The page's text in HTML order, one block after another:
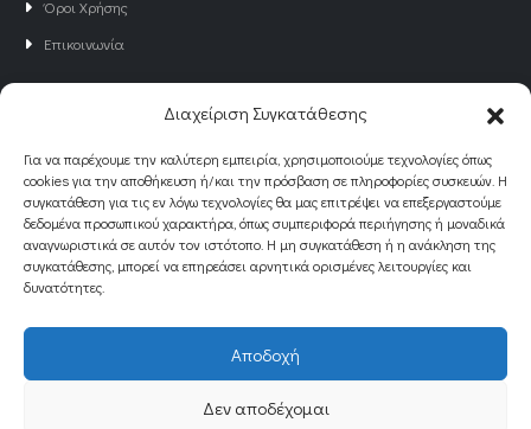
Διαχείριση Συγκατάθεσης
Για να παρέχουμε την καλύτερη εμπειρία, χρησιμοποιούμε τεχνολογίες όπως
cookies για την αποθήκευση ή/και την πρόσβαση σε πληροφορίες συσκευών. Η
συγκατάθεση για τις εν λόγω τεχνολογίες θα μας επιτρέψει να επεξεργαστούμε
δεδομένα προσωπικού χαρακτήρα, όπως συμπεριφορά περιήγησης ή μοναδικά
αναγνωριστικά σε αυτόν τον ιστότοπο. Η μη συγκατάθεση ή η ανάκληση της
συγκατάθεσης, μπορεί να επηρεάσει αρνητικά ορισμένες λειτουργίες και
δυνατότητες.
Αποδοχή
Δεν αποδέχομαι
Όροι Χρήσης
Επικοινωνία
Γραφτείτε στο Newsletter του Just4all
για να ενημερώνεστε για νέα και προσφορές!
© Designed byeQuality.gr. All Rights Reserved